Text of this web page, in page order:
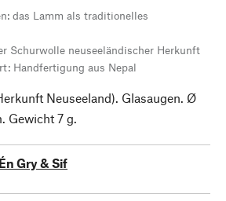
das Lamm als traditionelles
Schurwolle neuseeländischer Herkunft
Handfertigung aus Nepal
Neuseeland). Glasaugen. Ø
Gewicht 7 g.
Én Gry & Sif